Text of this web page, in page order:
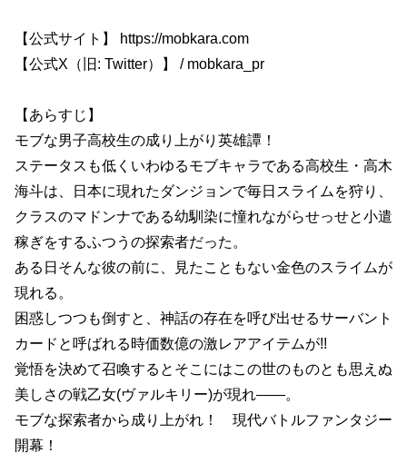
【公式サイト】 https://mobkara.com
【公式X（旧: Twitter）】 / mobkara_pr
【あらすじ】
モブな男子高校生の成り上がり英雄譚！
ステータスも低くいわゆるモブキャラである高校生・高木
海斗は、日本に現れたダンジョンで毎日スライムを狩り、
クラスのマドンナである幼馴染に憧れながらせっせと小遣
稼ぎをするふつうの探索者だった。
ある日そんな彼の前に、見たこともない金色のスライムが
現れる。
困惑しつつも倒すと、神話の存在を呼び出せるサーバント
カードと呼ばれる時価数億の激レアアイテムが!!
覚悟を決めて召喚するとそこにはこの世のものとも思えぬ
美しさの戦乙女(ヴァルキリー)が現れ――。
モブな探索者から成り上がれ！ 現代バトルファンタジー
開幕！